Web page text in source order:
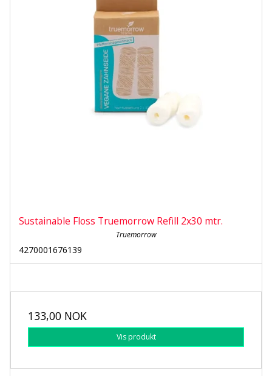
Sustainable Floss Truemorrow Refill 2x30 mtr.
Truemorrow
4270001676139
133,00 NOK
Vis produkt